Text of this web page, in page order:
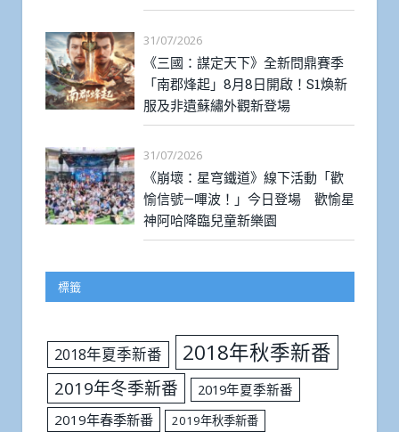
31/07/2026
《三國：謀定天下》全新問鼎賽季
「南郡烽起」8月8日開啟！S1煥新
服及非遺蘇繡外觀新登場
31/07/2026
《崩壞：星穹鐵道》線下活動「歡
愉信號—嗶波！」今日登場 歡愉星
神阿哈降臨兒童新樂園
標籤
2018年夏季新番 2018年秋季新番
2019年冬季新番
2019年夏季新番
2019年春季新番
2019年秋季新番